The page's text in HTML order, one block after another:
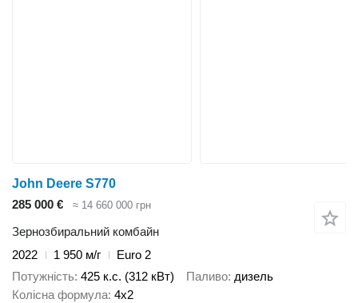
John Deere S770
285 000 €
≈ 14 660 000 грн
Зернозбиральний комбайн
2022
1 950 м/г
Euro 2
Потужність 425 к.с. (312 кВт) Паливо дизель
Колісна формула 4x2